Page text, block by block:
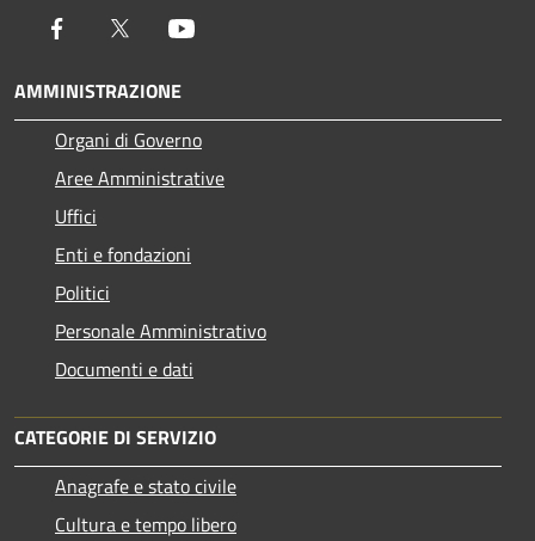
Facebook Twitter
AMMINISTRAZIONE
Organi di Governo
Aree Amministrative
Uffici
Enti e fondazioni
Politici
Personale Amministrativo
Documenti e dati
CATEGORIE DI SERVIZIO
Anagrafe e stato civile
Cultura e tempo libero